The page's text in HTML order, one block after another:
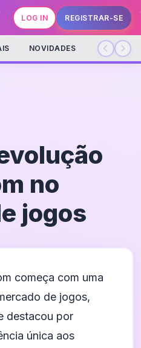
LOG IN REGISTRAR-SE
NOVIDADES
no
jogos
começa com uma
de jogos,
destacou por
única aos